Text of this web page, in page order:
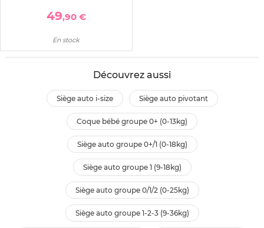
49,90 €
En stock
Découvrez aussi
siège auto i-size siège auto pivotant
coque bébé groupe 0+ (0-13kg)
siège auto groupe 0+/1 (0-18kg)
siège auto groupe 1 (9-18kg)
siège auto groupe 0/1/2 (0-25kg)
siège auto groupe 1-2-3 (9-36kg)